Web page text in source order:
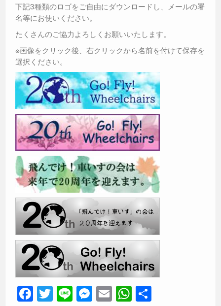
下記3種類のロゴをご自由にダウンロードし、メールの署
名等にお使いください。
たくさんのご協力よろしくお願いいたします。
※画像をクリック後、右クリックから名前を付けて保存を
選択ください。
F T Li M E W